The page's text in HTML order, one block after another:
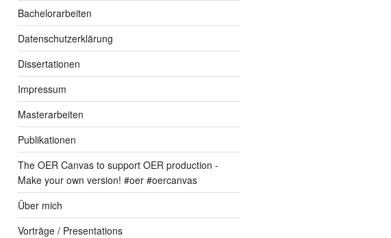
Bachelorarbeiten
Datenschutzerklärung
Dissertationen
Impressum
Masterarbeiten
Publikationen
The OER Canvas to support OER production -
Make your own version! #oer #oercanvas
Über mich
Vorträge / Presentations